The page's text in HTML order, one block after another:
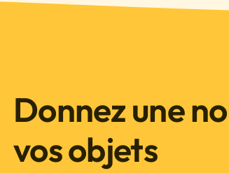
Donnez une
vos objets